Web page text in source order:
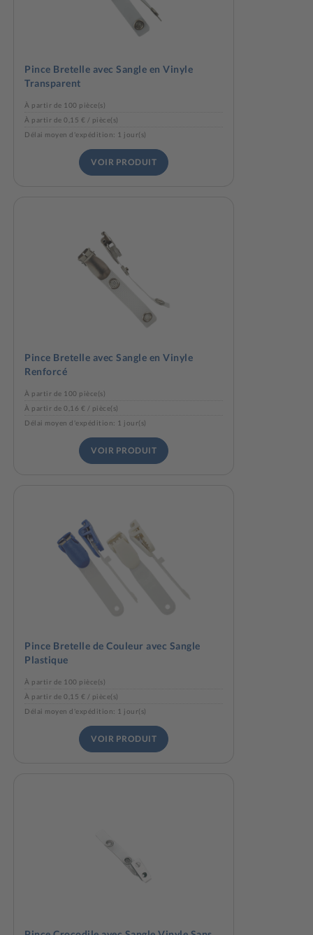
Pince Bretelle avec Sangle en Vinyle
Transparent
À partir de 100 pièce(s)
À partir de 0,15 € / pièce(s)
Délai moyen d'expédition: 1 jour(s)
VOIR PRODUIT
Pince Bretelle avec Sangle en Vinyle
Renforcé
À partir de 100 pièce(s)
À partir de 0,16 € / pièce(s)
Délai moyen d'expédition: 1 jour(s)
VOIR PRODUIT
Pince Bretelle de Couleur avec Sangle
Plastique
À partir de 100 pièce(s)
À partir de 0,15 € / pièce(s)
Délai moyen d'expédition: 1 jour(s)
VOIR PRODUIT